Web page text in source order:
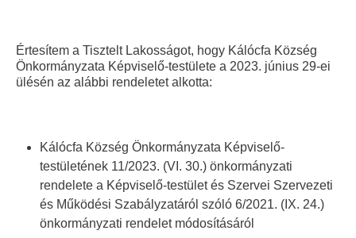
Értesítem a Tisztelt Lakosságot, hogy Kálócfa Község
Önkormányzata Képviselő-testülete a 2023. június 29-ei
ülésén az alábbi rendeletet alkotta:
Kálócfa Község Önkormányzata Képviselő-
testületének 11/2023. (VI. 30.) önkormányzati
rendelete a Képviselő-testület és Szervei Szervezeti
és Működési Szabályzatáról szóló 6/2021. (IX. 24.)
önkormányzati rendelet módosításáról